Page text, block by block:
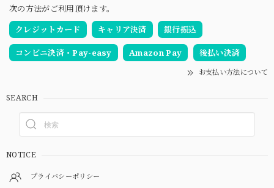
次の方法がご利用頂けます。
クレジットカード
キャリア決済 銀行振込
コンビニ決済・Pay-easy Amazon Pay 後払い決済
お支払い方法について
SEARCH
NOTICE
プライバシーポリシー